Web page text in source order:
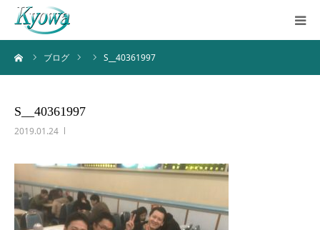
ブログ S__40361997
S__40361997
2019.01.24
ホーム
ブログ
お問い合わせ